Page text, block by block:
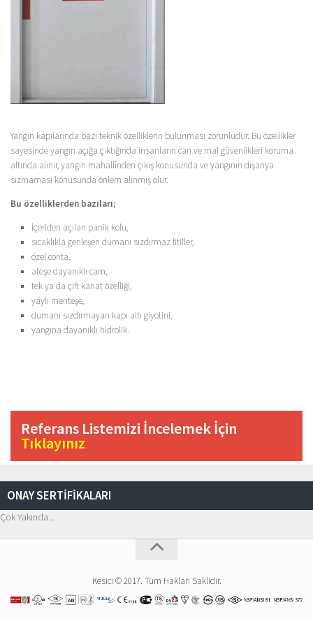
Yangın kapılarında bazı teknik özelliklerin bulunması zorunludur. Bu özellikler
sayesinde yangın açığa çıktığında insanların can ve mal güvenlikleri koruma
altında alınır, yangın mahallînden çıkış konusunda ve yangının dışarıya
sızmaması konusunda önlem alınmış olur.
Bu özelliklerden bazıları;
İçeriden açılan panik kolu,
sıcaklıkla genleşen dumanı sızdırmaz fitiller,
özel conta,
ateşe dayanıklı cam,
tek ya da çift kanat özelliği,
yaylı menteşe,
dumanı sızdırmayan kapı altı giyotini,
yangına dayanıklı hidrolik.
Referans Listemizi İncelemek İçin
Tıklayınız
ONAY SERTİFİKALARI
Çok Yakında...
Kesici © 2017. Tüm Hakları Saklıdır.